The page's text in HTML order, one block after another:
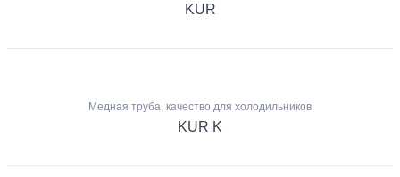
KUR
Медная труба, качество для холодильников
KUR K